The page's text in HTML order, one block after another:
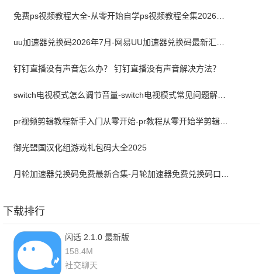
钉钉直播没有声音怎么办？ 钉钉直播没有声音解决方法？
switch电视模式怎么调节音量-switch电视模式常见问题解决方案
pr视频剪辑教程新手入门从零开始-pr教程从零开始学剪辑全集免费
御光盟国汉化组游戏礼包码大全2025
下载排行
闪话 2.1.0 最新版
158.4M
社交聊天